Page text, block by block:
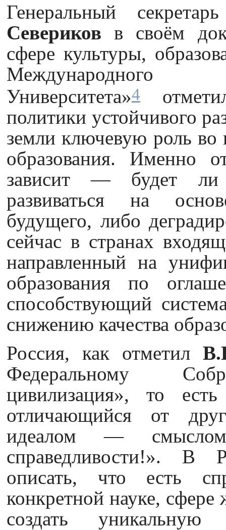
Генеральный
Севериков в своём
сфере культуры,
Университета»4
политики устойчивого
земли ключевую роль во
образования. Именно
зависит — будет ли
развиваться на
будущего, либо
сейчас в странах
направленный на
образования по
способствующий
снижению качества
Россия, как отметил
Федеральному
цивилизация», то
отличающийся от
идеалом —
справедливости!». В
описать, что есть
конкретной науке,
создать